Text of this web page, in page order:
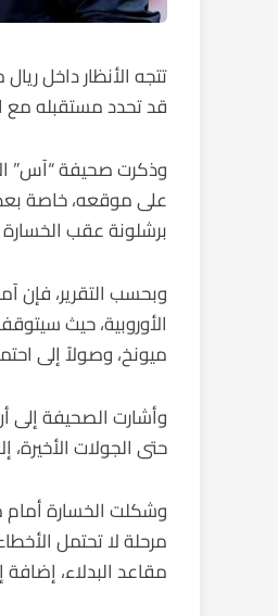
تتجه الأنظار داخل
قد تحدد مستقبله مع
وذكرت صحيفة “آس”
على موقعه، خاصة
برشلونة عقب الخسارة
وبحسب التقرير، فإن
الأوروبية، حيث
ميونخ، وصولاً إلى
وأشارت الصحيفة إلى
حتى الجولات الأخيرة،
وشكلت الخسارة أمام
مرحلة لا تحتمل
مقاعد البدلاء،